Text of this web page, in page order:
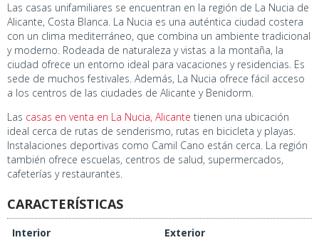
Las casas unifamiliares se encuentran en la región de La Nucia de
Alicante, Costa Blanca. La Nucia es una auténtica ciudad costera
con un clima mediterráneo, que combina un ambiente tradicional
y moderno. Rodeada de naturaleza y vistas a la montaña, la
ciudad ofrece un entorno ideal para vacaciones y residencias. Es
sede de muchos festivales. Además, La Nucia ofrece fácil acceso
a los centros de las ciudades de Alicante y Benidorm.
Las casas en venta en La Nucia, Alicante tienen una ubicación
ideal cerca de rutas de senderismo, rutas en bicicleta y playas.
Instalaciones deportivas como Camil Cano están cerca. La región
también ofrece escuelas, centros de salud, supermercados,
cafeterías y restaurantes.
CARACTERÍSTICAS
Interior
Exterior